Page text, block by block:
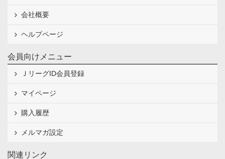
会社概要
ヘルプページ
会員向けメニュー
ＪリーグID会員登録
マイページ
購入履歴
メルマガ設定
関連リンク